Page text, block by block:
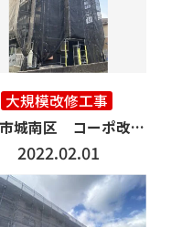
大規模改修工事
福岡市城南区 コーポ改修工事 600㎡
2022.02.01